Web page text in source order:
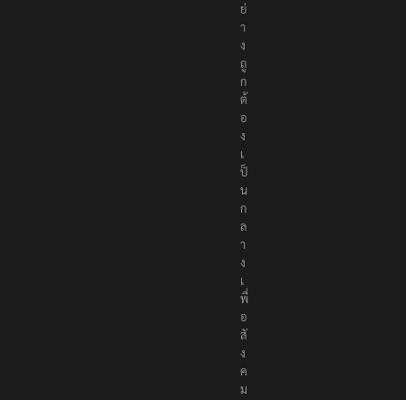
า
อ
ย่
า
ง
ถู
ก
ต้
อ
ง
เ
ป็
น
ก
ล
า
ง
เ
พื่
อ
สั
ง